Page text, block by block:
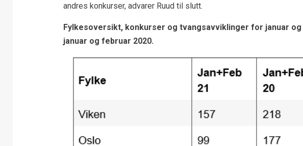
andres konkurser, advarer Ruud til slutt.
Fylkesoversikt, konkurser og tvangsavviklinger for januar
januar og februar 2020.